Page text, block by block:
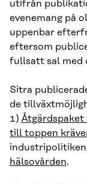
utifrån
evenemang på
uppenbar
eftersom
fullsatt sal med
Sitra
de
1)
till toppen
industripolitiken
hälsovården.